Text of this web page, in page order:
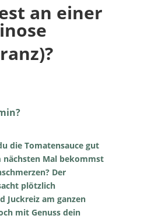
an einer
die Tomatensauce gut
nächsten Mal bekommst
Der
plötzlich
Juckreiz am ganzen
mit Genuss dein